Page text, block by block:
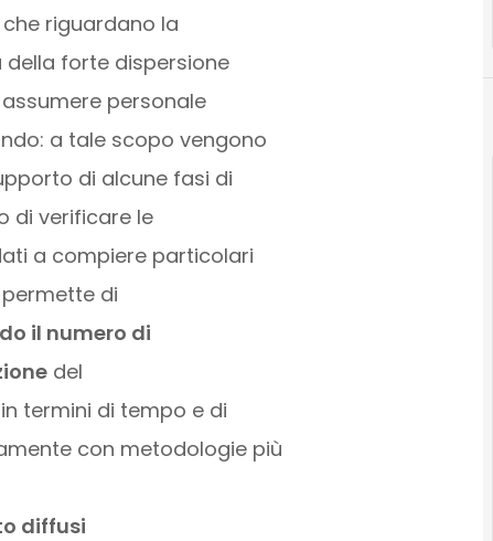
riguardano la
della forte dispersione
personale
a tale scopo vengono
di alcune fasi di
di verificare le
a compiere particolari
di
il numero di
del
termini di tempo e di
con metodologie più
diffusi